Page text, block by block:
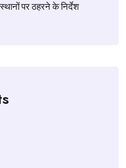
स्थानों पर ठहरने के निर्देश